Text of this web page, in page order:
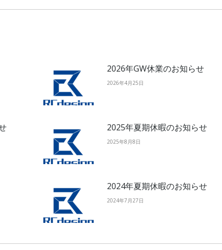
2026年GW休業のお知らせ
2026年4月25日
2025年夏期休暇のお知らせ
2025年8月8日
2024年夏期休暇のお知らせ
2024年7月27日